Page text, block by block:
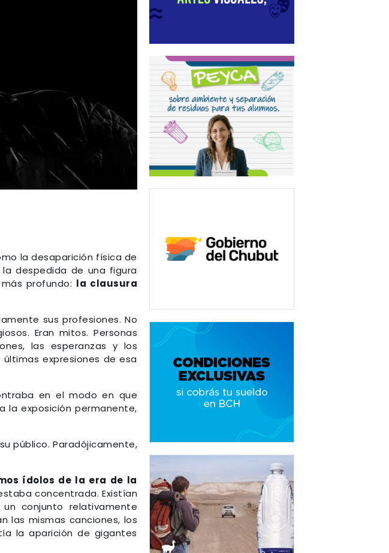
la desaparición física de
despedida de una figura
profundo: la clausura
sus profesiones. No
Eran mitos. Personas
las esperanzas y los
expresiones de esa
en el modo en que
la exposición permanente,
público. Paradójicamente,
ídolos de la era de la
concentrada. Existían
conjunto relativamente
las mismas canciones, los
la aparición de gigantes